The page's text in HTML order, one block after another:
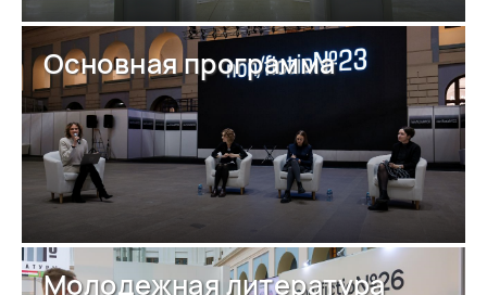
Основная программа
Молодежная литература